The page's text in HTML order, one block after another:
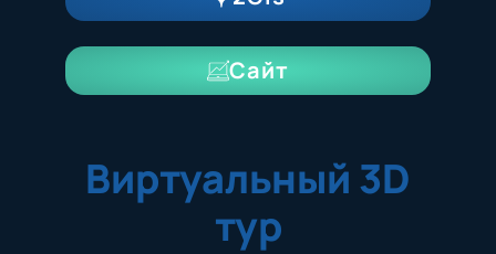
Сайт
Виртуальный 3D
тур